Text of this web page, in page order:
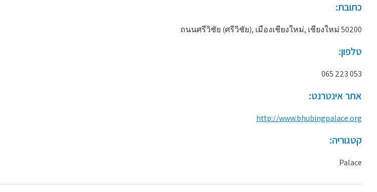
כתובת:
ถนนศรีวิชัย (ศรีวิชัย), เมืองเชียงใหม่, เชียงใหม่ 50200
טלפון:
053 223 065
אתר אינטרנט:
http://www.bhubingpalace.org
קטגוריה:
Palace